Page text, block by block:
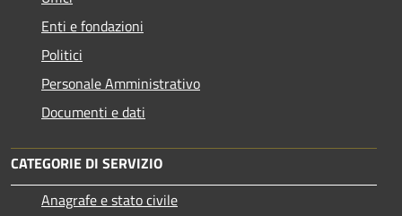
Enti e fondazioni
Politici
Personale Amministrativo
Documenti e dati
CATEGORIE DI SERVIZIO
Anagrafe e stato civile